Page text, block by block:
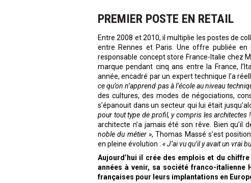
PREMIER POSTE EN RETAIL
Entre 2008 et 2010, il multiplie les postes de
entre Rennes et Paris. Une offre publiée en
responsable concept store France-Italie chez
marque pendant cinq ans entre la France,
année, encadré par un expert technique l’a
ce qu’on n’apprend pas à l’école au niveau
des cultures, des modes de négociations,
s’épanouit dans un secteur qui lui était
pour tout type de profil, y compris les architectes
architecte n’a jamais été son rêve. Bien qu’il
noble du métier », Thomas Massé s’est
en pleine évolution : « J’ai vu qu’il y avait un vrai
Aujourd’hui il crée des emplois et du
années à venir, sa société franco-italienne
françaises pour leurs implantations en